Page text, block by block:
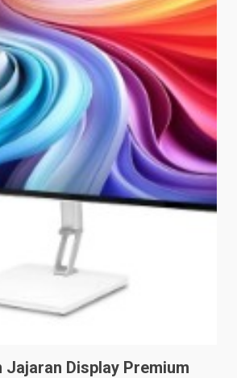
Jajaran Display Premium